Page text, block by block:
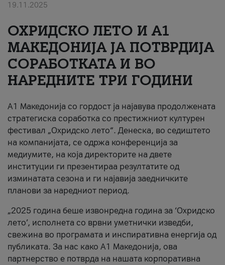
#ПодобарОнлајн
19.11.2025
ОХРИДСКО ЛЕТО И A1
МАКЕДОНИЈА ЈА ПОТВРДИЈА
СОРАБОТКАТА И ВО
НАРЕДНИТЕ ТРИ ГОДИНИ
A1 Македонија со гордост ја најавува продолжената
стратегиска соработка со престижниот културен
фестивал „Охридско лето“. Денеска, во седиштето
на компанијата, се одржа конференција за
медиумите, на која директорите на двете
институции ги презентираа резултатите од
изминатата сезона и ги најавија заедничките
планови за наредниот период.
„2025 година беше извонредна година за ‘Охридско
лето’, исполнета со врвни уметнички изведби,
свежина во програмата и инспиративна енергија од
публиката. За нас како A1 Македонија, ова
партнерство е потврда на нашата корпоративна